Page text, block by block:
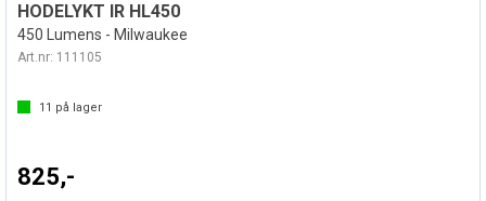
HODELYKT IR HL450
450 Lumens - Milwaukee
Art.nr: 111105
11 på lager
825,-